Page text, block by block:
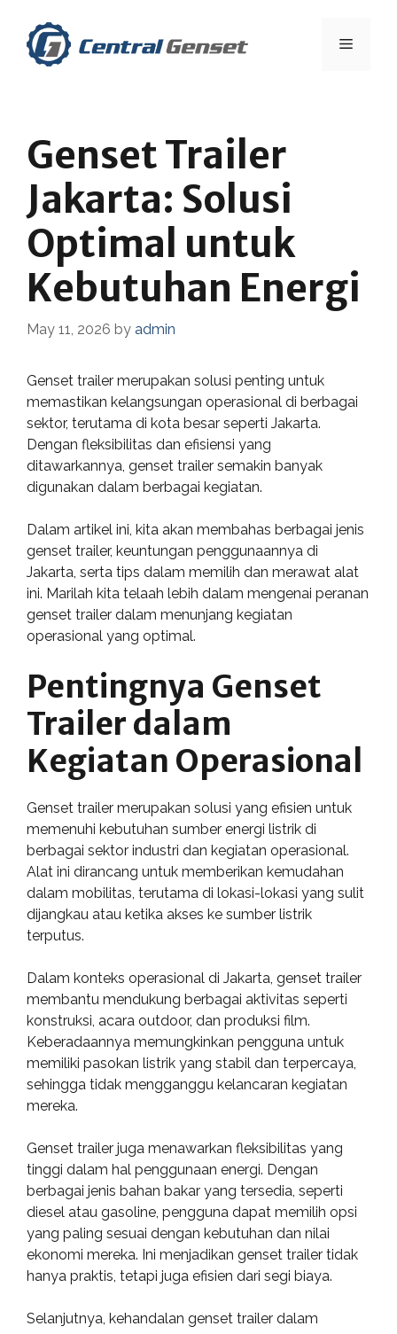
content
Menu
Genset Trailer
Jakarta: Solusi
Optimal untuk
Kebutuhan Energi
May 11, 2026 by admin
Genset trailer merupakan solusi penting untuk
memastikan kelangsungan operasional di berbagai
sektor, terutama di kota besar seperti Jakarta.
Dengan fleksibilitas dan efisiensi yang
ditawarkannya, genset trailer semakin banyak
digunakan dalam berbagai kegiatan.
Dalam artikel ini, kita akan membahas berbagai jenis
genset trailer, keuntungan penggunaannya di
Jakarta, serta tips dalam memilih dan merawat alat
ini. Marilah kita telaah lebih dalam mengenai peranan
genset trailer dalam menunjang kegiatan
operasional yang optimal.
Pentingnya Genset
Trailer dalam
Kegiatan Operasional
Genset trailer merupakan solusi yang efisien untuk
memenuhi kebutuhan sumber energi listrik di
berbagai sektor industri dan kegiatan operasional.
Alat ini dirancang untuk memberikan kemudahan
dalam mobilitas, terutama di lokasi-lokasi yang sulit
dijangkau atau ketika akses ke sumber listrik
terputus.
Dalam konteks operasional di Jakarta, genset trailer
membantu mendukung berbagai aktivitas seperti
konstruksi, acara outdoor, dan produksi film.
Keberadaannya memungkinkan pengguna untuk
memiliki pasokan listrik yang stabil dan terpercaya,
sehingga tidak mengganggu kelancaran kegiatan
mereka.
Genset trailer juga menawarkan fleksibilitas yang
tinggi dalam hal penggunaan energi. Dengan
berbagai jenis bahan bakar yang tersedia, seperti
diesel atau gasoline, pengguna dapat memilih opsi
yang paling sesuai dengan kebutuhan dan nilai
ekonomi mereka. Ini menjadikan genset trailer tidak
hanya praktis, tetapi juga efisien dari segi biaya.
Selanjutnya, kehandalan genset trailer dalam